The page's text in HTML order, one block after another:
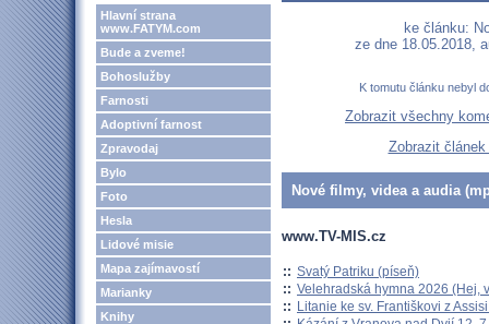
Hlavní strana
www.FATYM.com
Bude a zveme!
Bohoslužby
Farnosti
Adoptivní farnost
Zpravodaj
Bylo
Foto
Hesla
Lidové misie
Mapa zajímavostí
Marianky
Knihy
ke článku:
ze dne 18.05.2018,
K tomutu článku nebyl
Zobrazit všechny
Zobrazit
Nové filmy, videa a audia
www.TV-MIS.cz
:: Svatý Patriku (píseň)
:: Velehradská hymna 2026 (Hej,
:: Litanie ke sv. Františkovi z